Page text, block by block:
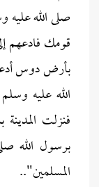
صلى الله
قومك فادعهم
بأرض دوس
الله عليه
فنزلت
برسول الله
المسلمين"..